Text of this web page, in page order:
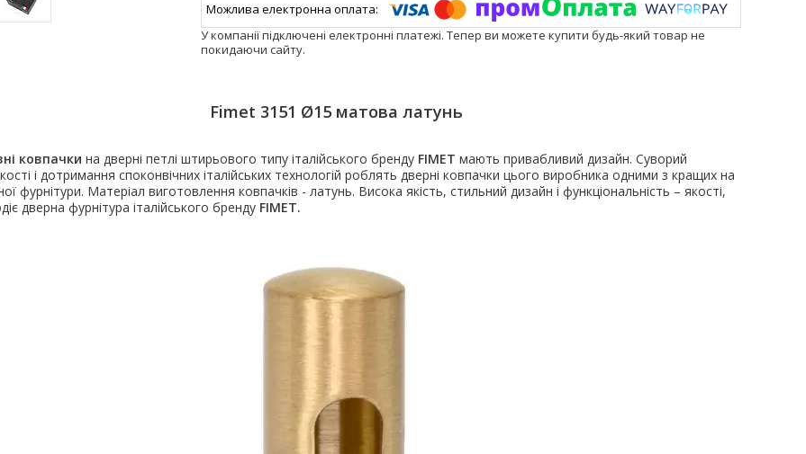
У компанії підключені електронні платежі. Тепер ви можете купити будь-який товар не
покидаючи сайту.
Fimet 3151 Ø15 матова латунь
ковпачки на дверні петлі штирьового типу італійського бренду FIMET мають привабливий дизайн. Суворий
і дотримання споконвічних італійських технологій роблять дверні ковпачки цього виробника одними з кращих на
фурнітури. Матеріал виготовлення ковпачків - латунь. Висока якість, стильний дизайн і функціональність – якості,
дверна фурнітура італійського бренду FIMET.